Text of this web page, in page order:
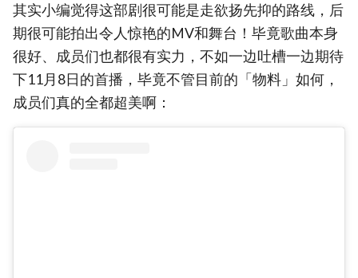
其实小编觉得这部剧很可能是走欲扬先抑的路线，后
期很可能拍出令人惊艳的MV和舞台！毕竟歌曲本身
很好、成员们也都很有实力，不如一边吐槽一边期待
下11月8日的首播，毕竟不管目前的「物料」如何，
成员们真的全都超美啊：